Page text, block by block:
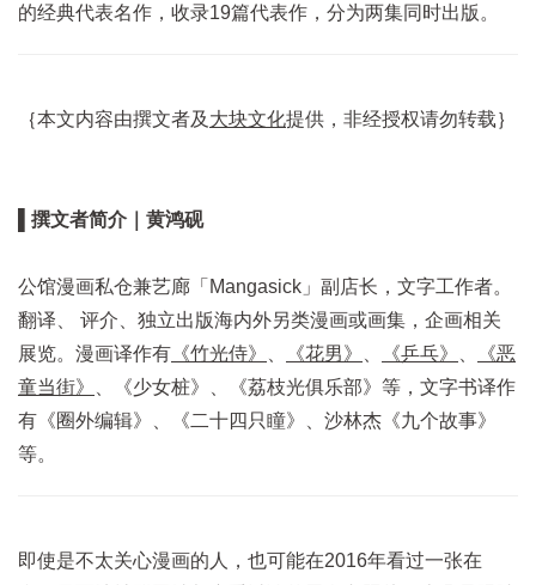
的经典代表名作，收录19篇代表作，分为两集同时出版。
｛本文内容由撰文者及 大块文化提供，非经授权请勿转载｝
▌撰文者简介｜黄鸿砚
公馆漫画私仓兼艺廊「Mangasick」副店长，文字工作者。
翻译、 评介、独立出版海内外另类漫画或画集，企画相关
展览。漫画译作有 《竹光侍》 《花男》 《乒乓》
《恶
童当街》
、《少女桩》、《荔枝光俱乐部》等，文字书译作
有《圈外编辑》、《二十四只瞳》、沙林杰《九个故事》
等。
即使是不太关心漫画的人，也可能在2016年看过一张在